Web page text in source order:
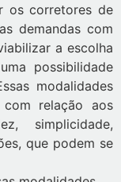
os corretores de
demandas com
a escolha
possibilidade
modalidades
relação aos
simplicidade,
que podem se